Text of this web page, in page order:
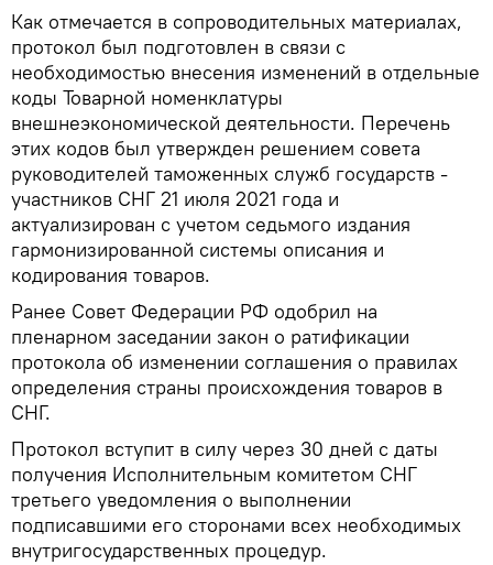
Как отмечается в сопроводительных материалах,
протокол был подготовлен в связи с
необходимостью внесения изменений в отдельные
коды Товарной номенклатуры
внешнеэкономической деятельности. Перечень
этих кодов был утвержден решением совета
руководителей таможенных служб государств -
участников СНГ 21 июля 2021 года и
актуализирован с учетом седьмого издания
гармонизированной системы описания и
кодирования товаров.
Ранее Совет Федерации РФ одобрил на
пленарном заседании закон о ратификации
протокола об изменении соглашения о правилах
определения страны происхождения товаров в
СНГ.
Протокол вступит в силу через 30 дней с даты
получения Исполнительным комитетом СНГ
третьего уведомления о выполнении
подписавшими его сторонами всех необходимых
внутригосударственных процедур.